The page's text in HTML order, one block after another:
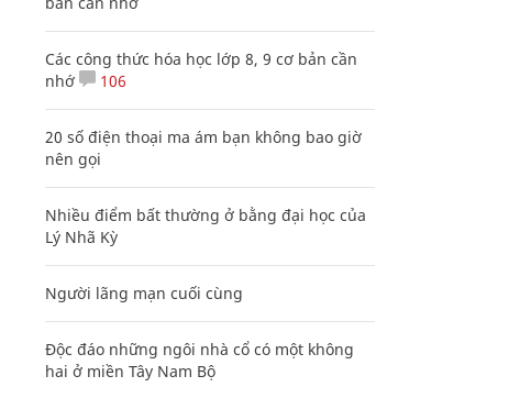
Các công thức hóa học lớp 8, 9 cơ bản cần
nhớ
106
20 số điện thoại ma ám bạn không bao giờ
nên gọi
Nhiều điểm bất thường ở bằng đại học của
Lý Nhã Kỳ
Người lãng mạn cuối cùng
Độc đáo những ngôi nhà cổ có một không
hai ở miền Tây Nam Bộ